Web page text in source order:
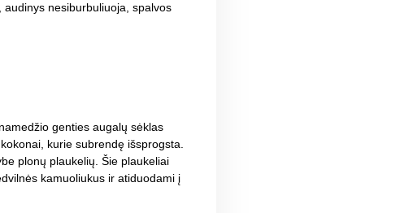
nesiburbuliuoja, spalvos
genties augalų sėklas
kurie subrendę išsprogsta.
plonų plaukelių. Šie plaukeliai
kamuoliukus ir atiduodami į